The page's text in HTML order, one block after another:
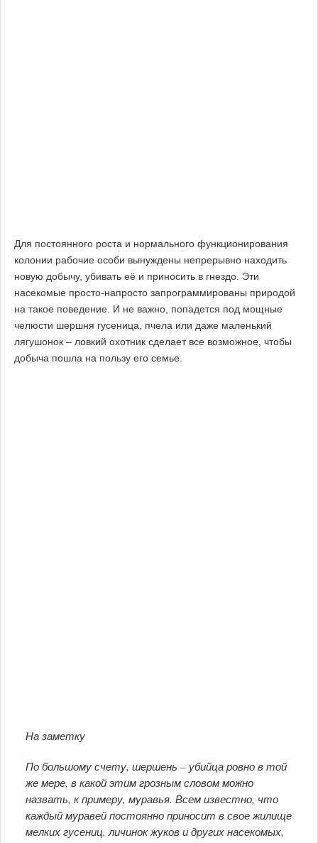
Для постоянного роста и нормального функционирования
колонии рабочие особи вынуждены непрерывно находить
новую добычу, убивать её и приносить в гнездо. Эти
насекомые просто-напросто запрограммированы природой
на такое поведение. И не важно, попадется под мощные
челюсти шершня гусеница, пчела или даже маленький
лягушонок – ловкий охотник сделает все возможное, чтобы
добыча пошла на пользу его семье.
На заметку
По большому счету, шершень – убийца ровно в той
же мере, в какой этим грозным словом можно
назвать, к примеру, муравья. Всем известно, что
каждый муравей постоянно приносит в свое жилище
мелких гусениц, личинок жуков и других насекомых,